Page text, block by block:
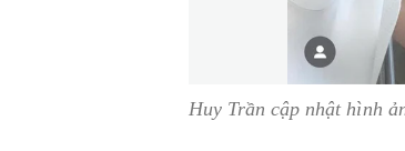
Huy Trần cập nhật hình